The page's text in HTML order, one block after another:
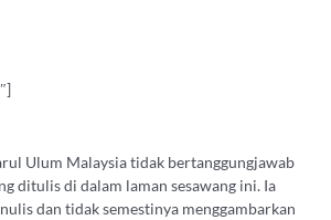
Ulum Malaysia tidak bertanggungjawab
ditulis di dalam laman sesawang ini. Ia
dan tidak semestinya menggambarkan